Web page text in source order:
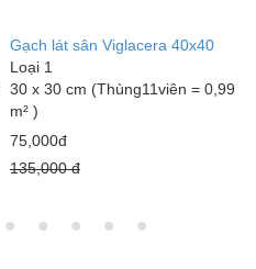
Gạch lát sân Viglacera 40x40
Loại 1
30 x 30 cm (Thùng11viên = 0,99
m² )
75,000đ
135,000 đ